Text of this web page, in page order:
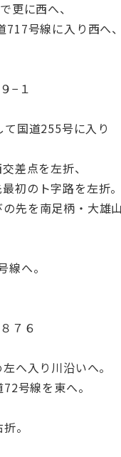
に西へ、
号線に入り西へ、
−１
国道255号に入り
点を左折、
のト字路を左折。
を南足柄・大雄山
へ。
７６
入り川沿いへ。
線を東へ。
。